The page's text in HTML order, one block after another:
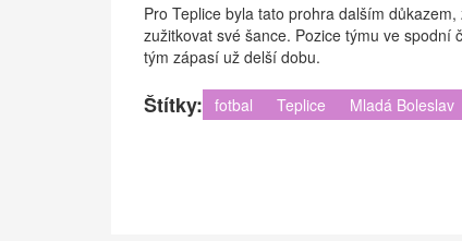
Pro Teplice byla tato prohra dalším
zužitkovat své šance. Pozice týmu ve
tým zápasí už delší dobu.
Štítky: fotbal Teplice Mladá Boleslav